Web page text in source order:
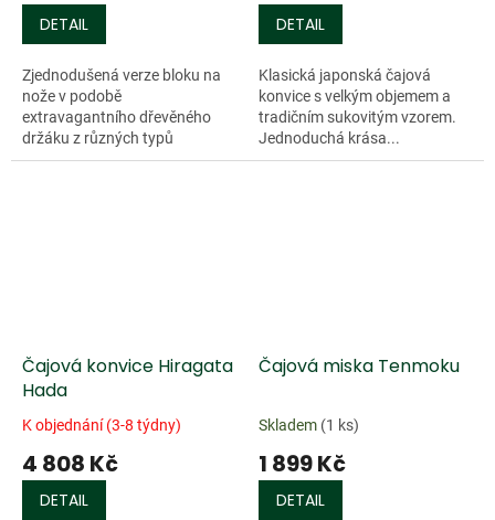
DETAIL
Zjednodušená verze bloku na
nože v podobě
extravagantního dřevěného
držáku z různých typů
materiálu (tepelně upravený
DETAIL
Klasická japonská čajová
konvice s velkým objemem a
tradičním sukovitým vzorem.
Jednoduchá krása...
Čajová konvice Hiragata
Hada
K objednání (3-8 týdny)
4 808 Kč
DETAIL
Čajová miska Tenmoku
Skladem (1 ks)
1 899 Kč
DETAIL